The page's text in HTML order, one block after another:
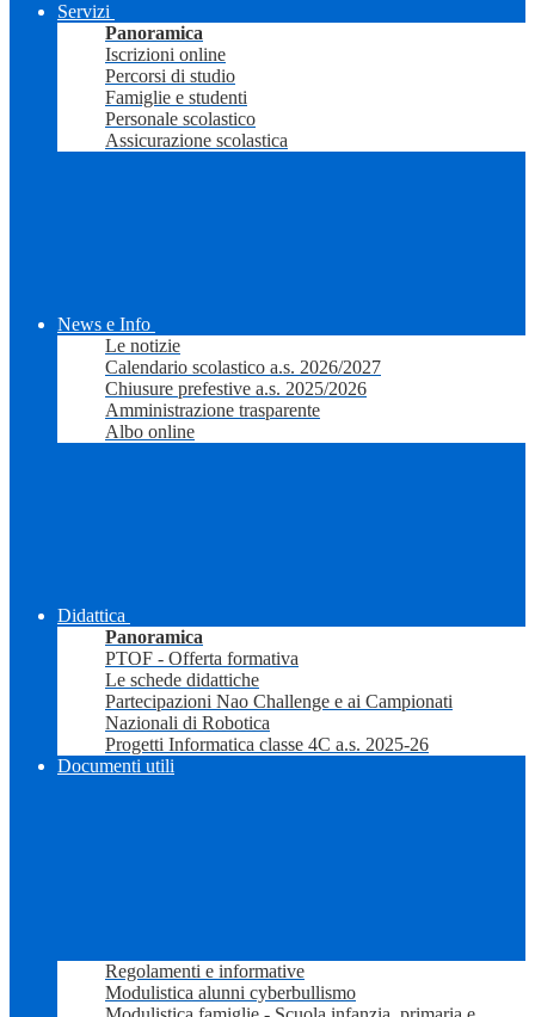
Servizi
Panoramica
Iscrizioni online
Percorsi di studio
Famiglie e studenti
Personale scolastico
Assicurazione scolastica
News e Info
Le notizie
Calendario scolastico a.s. 2026/2027
Chiusure prefestive a.s. 2025/2026
Amministrazione trasparente
Albo online
Didattica
Panoramica
PTOF - Offerta formativa
Le schede didattiche
Partecipazioni Nao Challenge e ai Campionati
Nazionali di Robotica
Progetti Informatica classe 4C a.s. 2025-26
Documenti utili
Regolamenti e informative
Modulistica alunni cyberbullismo